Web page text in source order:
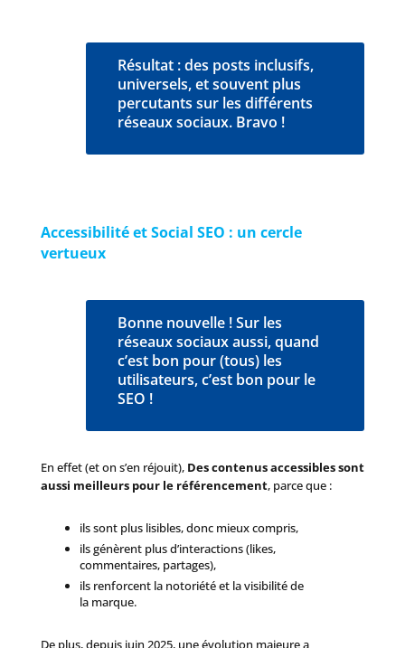
Résultat : des posts inclusifs,
universels, et souvent plus
percutants sur les différents
réseaux sociaux. Bravo !
Accessibilité et Social SEO : un cercle
vertueux
Bonne nouvelle ! Sur les
réseaux sociaux aussi, quand
c’est bon pour (tous) les
utilisateurs, c’est bon pour le
SEO !
En effet (et on s’en réjouit), Des contenus accessibles sont
aussi meilleurs pour le référencement, parce que :
ils sont plus lisibles, donc mieux compris,
ils génèrent plus d’interactions (likes,
commentaires, partages),
ils renforcent la notoriété et la visibilité de
la marque.
De plus, depuis juin 2025, une évolution majeure a